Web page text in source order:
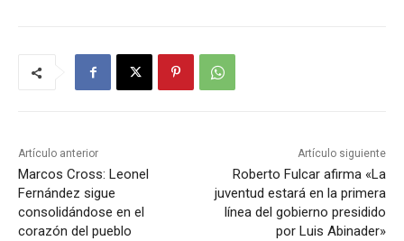
Artículo anterior
Marcos Cross: Leonel
Fernández sigue
consolidándose en el
corazón del pueblo
Artículo siguiente
Roberto Fulcar afirma «La
juventud estará en la primera
línea del gobierno presidido
por Luis Abinader»